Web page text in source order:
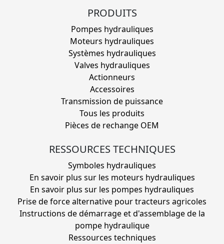
PRODUITS
Pompes hydrauliques
Moteurs hydrauliques
Systèmes hydrauliques
Valves hydrauliques
Actionneurs
Accessoires
Transmission de puissance
Tous les produits
Pièces de rechange OEM
RESSOURCES TECHNIQUES
Symboles hydrauliques
En savoir plus sur les moteurs hydrauliques
En savoir plus sur les pompes hydrauliques
Prise de force alternative pour tracteurs agricoles
Instructions de démarrage et d'assemblage de la
pompe hydraulique
Ressources techniques